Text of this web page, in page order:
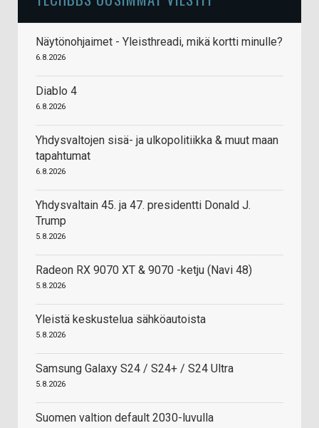
Näytönohjaimet - Yleisthreadi, mikä kortti minulle?
6.8.2026
Diablo 4
6.8.2026
Yhdysvaltojen sisä- ja ulkopolitiikka & muut maan
tapahtumat
6.8.2026
Yhdysvaltain 45. ja 47. presidentti Donald J.
Trump
5.8.2026
Radeon RX 9070 XT & 9070 -ketju (Navi 48)
5.8.2026
Yleistä keskustelua sähköautoista
5.8.2026
Samsung Galaxy S24 / S24+ / S24 Ultra
5.8.2026
Suomen valtion default 2030-luvulla